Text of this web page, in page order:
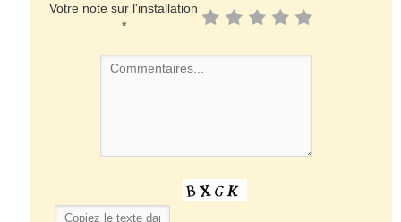
Votre note sur l'installation
*